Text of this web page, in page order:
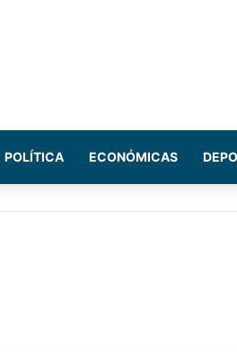
POLÍTICA ECONÓMICAS